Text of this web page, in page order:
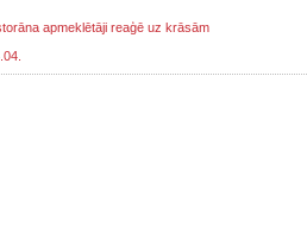
apmeklētāji reaģē uz krāsām